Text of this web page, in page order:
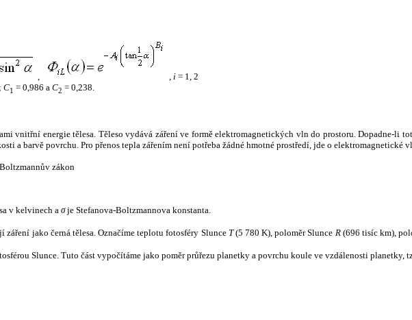
, , i = 1, 2
C1 = 0,986 a C2 = 0,238.
vnitřní energie tělesa. Těleso vydává záření ve formě elektromagnetických vln do prostoru. Dopadne-li
a barvě povrchu. Pro přenos tepla zářením není potřeba žádné hmotné prostředí, jde o elektromagnetické
zákon
v kelvinech aσje Stefanova-Boltzmannova konstanta.
jako černá tělesa. Označíme teplotu fotosféry Slunce T(5 780 K), poloměr Slunce R(696 tisíc km),
Slunce. Tuto část vypočítáme jako poměr průřezu planetky a povrchu koule ve vzdálenosti planetky,